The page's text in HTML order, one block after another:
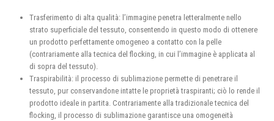
Trasferimento di alta qualità: l’immagine penetra letteralmente nello
strato superficiale del tessuto, consentendo in questo modo di ottenere
un prodotto perfettamente omogeneo a contatto con la pelle
(contrariamente alla tecnica del flocking, in cui l’immagine è applicata al
di sopra del tessuto).
Traspirabilità: il processo di sublimazione permette di penetrare il
tessuto, pur conservandone intatte le proprietà traspiranti; ciò lo rende il
prodotto ideale in partita. Contrariamente alla tradizionale tecnica del
flocking, il processo di sublimazione garantisce una omogeneità